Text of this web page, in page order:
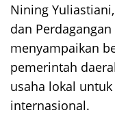
Nining
dan
menyampaikan
pemerintah
usaha lokal
internasional.